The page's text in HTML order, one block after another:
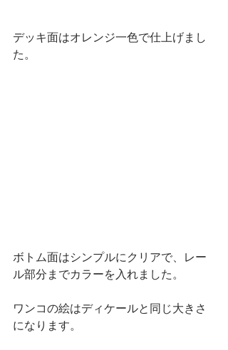
デッキ面はオレンジ一色で仕上げまし
た。
ボトム面はシンプルにクリアで、レー
ル部分までカラーを入れました。
ワンコの絵はディケールと同じ大きさ
になります。